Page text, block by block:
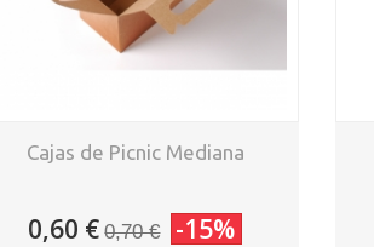
Cajas de Picnic Mediana
0,60 € 0,70 € -15%